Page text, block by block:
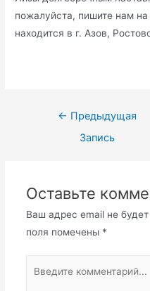
пожалуйста, пишите нам на
находится в г. Азов,
Навигация
← Предыдущая
Запись
Оставьте
Ваш адрес email не
поля помечены *